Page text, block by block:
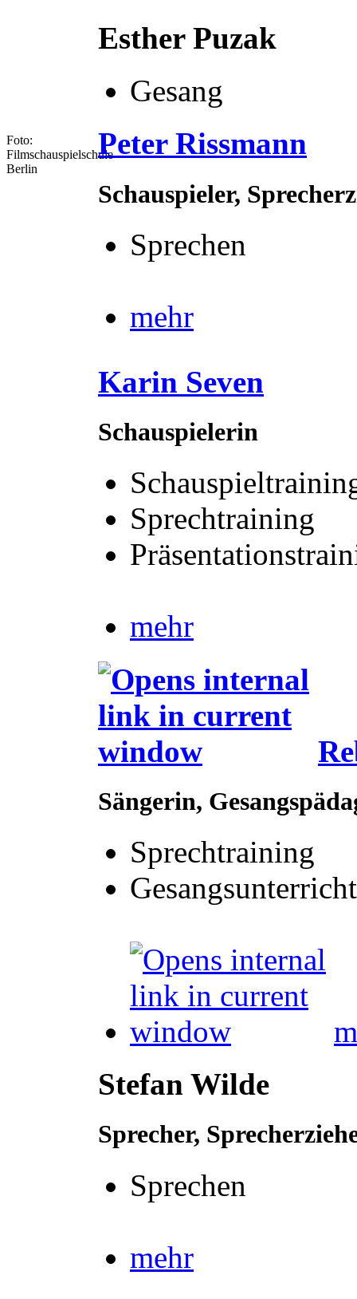
Esther Puzak
Gesang
Foto:
Filmschauspielschule
Berlin
Peter Rissmann
Schauspieler,
Sprechen
mehr
Karin Seven
Schauspielerin
Sprechtraining
mehr
Sängerin,
Sprechtraining
Gesangsunterricht
Stefan Wilde
Sprecher,
Sprechen
mehr